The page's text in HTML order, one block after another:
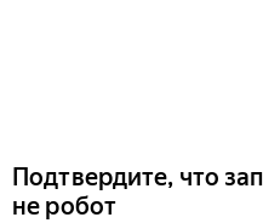
Подтвердите, что
не робот